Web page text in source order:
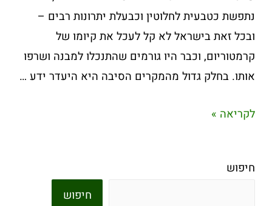
נתפשת כטבעית לחלוטין וכבעלת יתרונות רבים –
ובכל זאת בישראל לא קל לעכל את קיומו של
קרמטוריום, וכבר היו גורמים שהתנכלו למבנה ושרפו
אותו. בחלק גדול מהמקרים הסיבה היא היעדר ידע …
לקריאה »
חיפוש
חיפוש